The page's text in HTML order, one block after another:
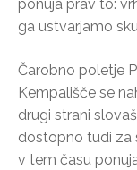
ponuja prav to:
ga ustvarjamo
Čarobno poletje
Kempališče se
drugi strani
dostopno tudi za
v tem času